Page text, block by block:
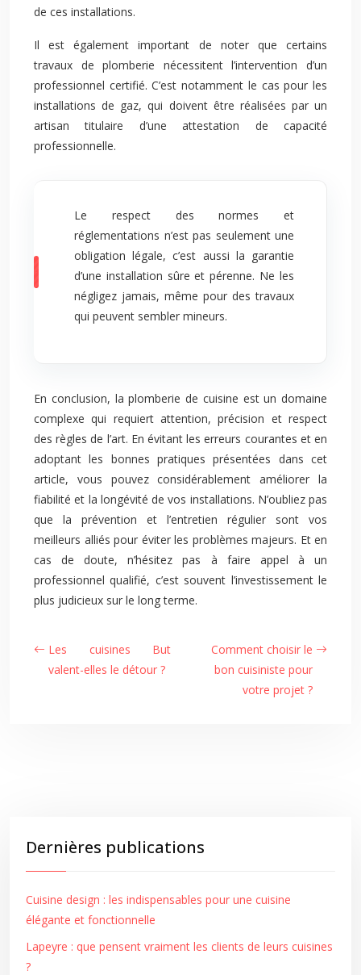
de ces installations.
Il est également important de noter que certains
travaux de plomberie nécessitent l’intervention d’un
professionnel certifié. C’est notamment le cas pour les
installations de gaz, qui doivent être réalisées par un
artisan titulaire d’une attestation de capacité
professionnelle.
Le respect des normes et
réglementations n’est pas seulement une
obligation légale, c’est aussi la garantie
d’une installation sûre et pérenne. Ne les
négligez jamais, même pour des travaux
qui peuvent sembler mineurs.
En conclusion, la plomberie de cuisine est un domaine
complexe qui requiert attention, précision et respect
des règles de l’art. En évitant les erreurs courantes et en
adoptant les bonnes pratiques présentées dans cet
article, vous pouvez considérablement améliorer la
fiabilité et la longévité de vos installations. N’oubliez pas
que la prévention et l’entretien régulier sont vos
meilleurs alliés pour éviter les problèmes majeurs. Et en
cas de doute, n’hésitez pas à faire appel à un
professionnel qualifié, c’est souvent l’investissement le
plus judicieux sur le long terme.
Les cuisines But
valent-elles le détour ?
Comment choisir le
bon cuisiniste pour
votre projet ?
Dernières publications
Cuisine design : les indispensables pour une cuisine
élégante et fonctionnelle
Lapeyre : que pensent vraiment les clients de leurs cuisines
?